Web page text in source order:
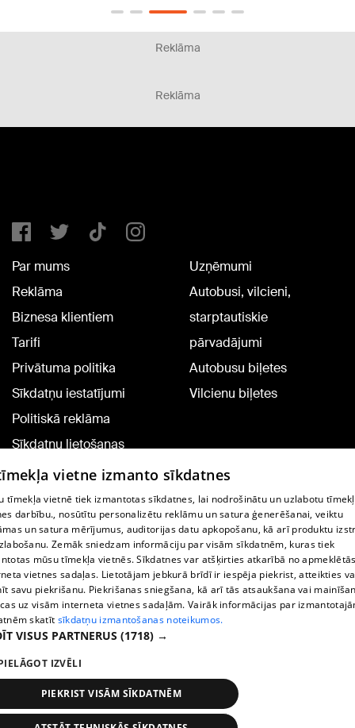
Reklāma
Reklāma
Par mums
Reklāma
Biznesa klientiem
Tarifi
Privātuma politika
Sīkdatņu iestatījumi
Politiskā reklāma
Sīkdatņu lietošanas
noteikumi
Komentāru pievienošana
Uzņēmumi
Autobusi, vilcieni,
starptautiskie
pārvadājumi
Autobusu biļetes
Vilcienu biļetes
TV programma
Līguma noteikumi
360 Ziņu kontakti
Helio Media
Portāla palīdzības dienests: e-pasts -
All rights reserved.
vietne izmanto sīkdatnes
tīmekļa vietnē tiek izmantotas sīkdatnes, lai nodrošinātu un uzlabotu
darbību., nosūtītu personalizētu reklāmu un satura ģenerēšanai, veiktu
un satura mērījumus, auditorijas datu apkopošanu, kā arī produktu
Zemāk sniedzam informāciju par visām sīkdatnēm, kuras tiek
mūsu tīmekļa vietnēs. Sīkdatnes var atšķirties atkarībā no
vietnes sadaļas. Lietotājam jebkurā brīdī ir iespēja piekrist, atteikties
savu piekrišanu. Piekrišanas sniegšana, kā arī tās atsaukšana vai
uz visām interneta vietnes sadaļām. Vairāk informācijas par
skatīt sīkdatņu izmantošanas noteikumos.
VISUS PARTNERUS (1718) →
IZVĒLI
PIEKRIST VISĀM SĪKDATNĒM